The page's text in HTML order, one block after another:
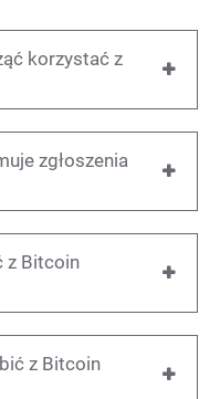
korzystać z
zgłoszenia
z Bitcoin
z Bitcoin